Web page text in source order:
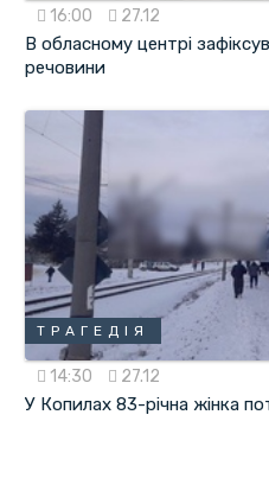
16:00 27.12
В обласному центрі
речовини
ТРАГЕДІЯ
14:30 27.12
У Копилах 83-річна жінка